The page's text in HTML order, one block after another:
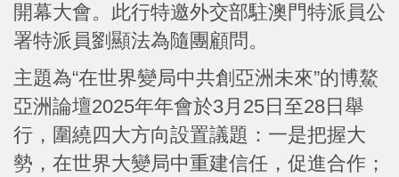
開幕大會。此行特邀外交部駐澳門特派員公
署特派員劉顯法為隨團顧問。
主題為“在世界變局中共創亞洲未來”的博鰲
亞洲論壇2025年年會於3月25日至28日舉
行，圍繞四大方向設置議題：一是把握大
勢，在世界大變局中重建信任，促進合作；